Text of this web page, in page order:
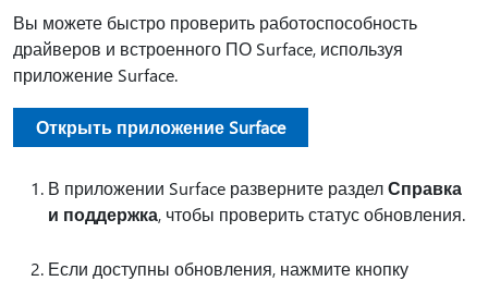
Вы можете быстро проверить работоспособность
драйверов и встроенного ПО Surface, используя
приложение Surface.
Открыть приложение Surface
В приложении Surface разверните разделСправка
и поддержка, чтобы проверить статус обновления.
Если доступны обновления, нажмите кнопку